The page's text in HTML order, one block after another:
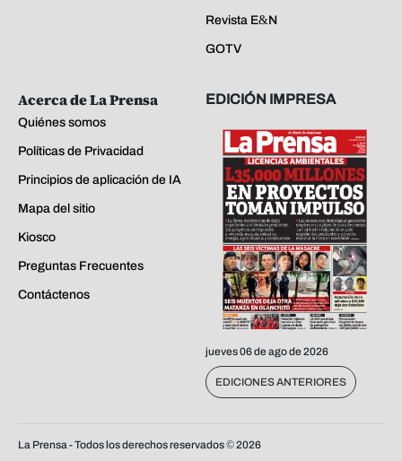
Revista E&N
GOTV
Acerca de La Prensa
Quiénes somos
Políticas de Privacidad
Principios de aplicación de IA
Mapa del sitio
Kiosco
Preguntas Frecuentes
Contáctenos
EDICIÓN IMPRESA
jueves 06 de ago de 2026
EDICIONES ANTERIORES
La Prensa - Todos los derechos reservados ©2026